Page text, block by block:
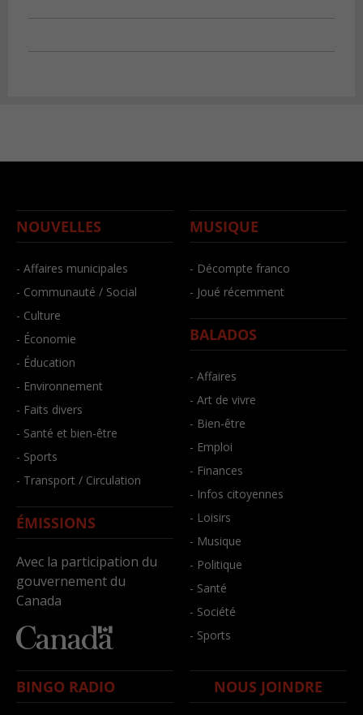
NOUVELLES
- Affaires municipales
- Communauté / Social
- Culture
- Économie
- Éducation
- Environnement
- Faits divers
- Santé et bien-être
- Sports
- Transport / Circulation
ÉMISSIONS
Avec la participation du
gouvernement du
Canada
MUSIQUE
- Décompte franco
- Joué récemment
BALADOS
- Affaires
- Art de vivre
- Bien-être
- Emploi
- Finances
- Infos citoyennes
- Loisirs
- Musique
- Politique
- Santé
- Société
- Sports
BINGO RADIO NOUS JOINDRE